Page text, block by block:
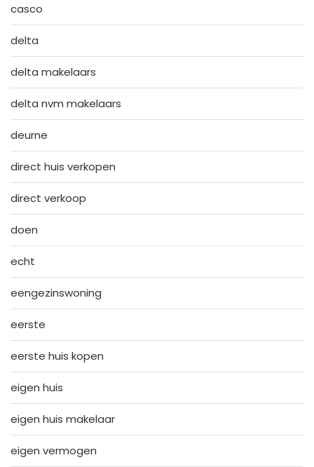
casco
delta
delta makelaars
delta nvm makelaars
deurne
direct huis verkopen
direct verkoop
doen
echt
eengezinswoning
eerste
eerste huis kopen
eigen huis
eigen huis makelaar
eigen vermogen